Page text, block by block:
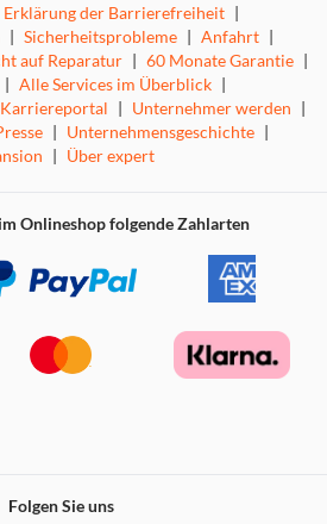
Erklärung der Barrierefreiheit |
| Sicherheitsprobleme | Anfahrt |
auf Reparatur | 60 Monate Garantie |
| Alle Services im Überblick |
Karriereportal | Unternehmer werden |
| Unternehmensgeschichte |
| Über expert
Onlineshop folgende Zahlarten
Folgen Sie uns